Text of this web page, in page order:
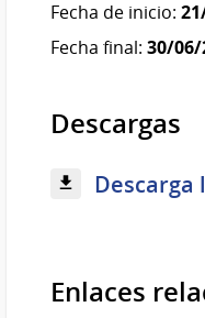
Fecha de inicio:
Fecha final: 30/06/
Descargas
Descarga
Enlaces